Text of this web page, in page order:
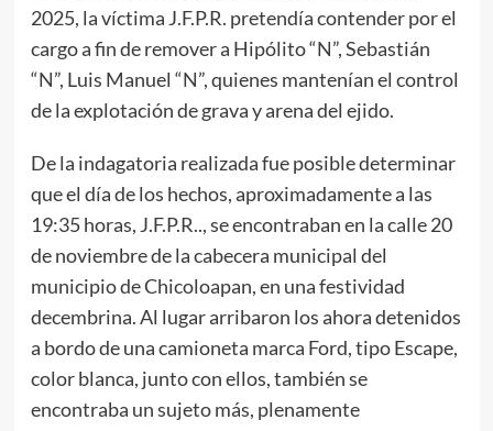
2025, la víctima J.F.P.R. pretendía contender por el
cargo a fin de remover a Hipólito “N”, Sebastián
“N”, Luis Manuel “N”, quienes mantenían el control
de la explotación de grava y arena del ejido.
De la indagatoria realizada fue posible determinar
que el día de los hechos, aproximadamente a las
19:35 horas, J.F.P.R.., se encontraban en la calle 20
de noviembre de la cabecera municipal del
municipio de Chicoloapan, en una festividad
decembrina. Al lugar arribaron los ahora detenidos
a bordo de una camioneta marca Ford, tipo Escape,
color blanca, junto con ellos, también se
encontraba un sujeto más, plenamente